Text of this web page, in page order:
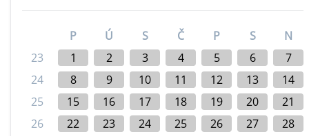
P Ú S Č P S
N
23
1 2 3 4 5 6
7
24
8 9 10 11 12 13
14
25
15 16 17 18 19 20
21
26
22 23 24 25 26 27
28